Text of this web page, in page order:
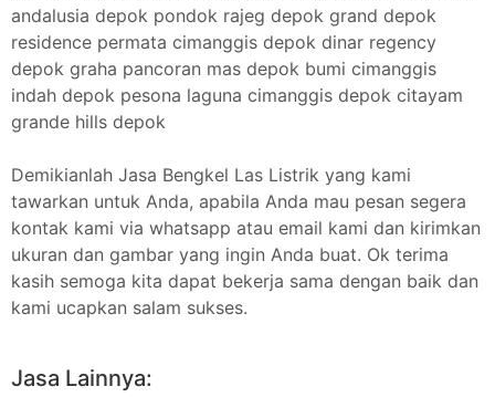
andalusia depok pondok rajeg depok grand depok
residence permata cimanggis depok dinar regency
depok graha pancoran mas depok bumi cimanggis
indah depok pesona laguna cimanggis depok citayam
grande hills depok
Demikianlah Jasa Bengkel Las Listrik yang kami
tawarkan untuk Anda, apabila Anda mau pesan segera
kontak kami via whatsapp atau email kami dan kirimkan
ukuran dan gambar yang ingin Anda buat. Ok terima
kasih semoga kita dapat bekerja sama dengan baik dan
kami ucapkan salam sukses.
Jasa Lainnya: